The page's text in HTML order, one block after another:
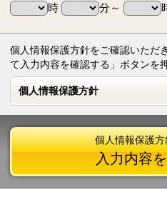
時
分～
個人情報保護方針をご確認いただ
て入力内容を確認する」ボタンを
個人情報保護方針
個人情報保護方針
個人情報保護
入力内容